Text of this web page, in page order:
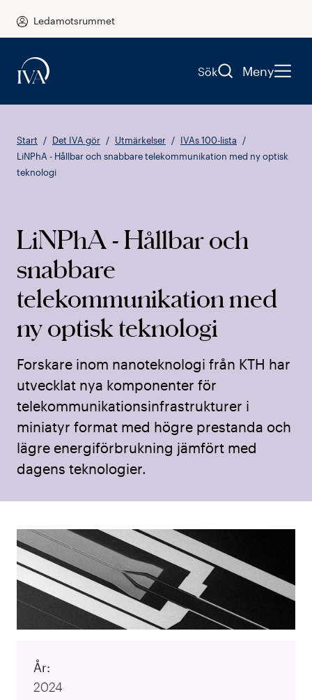
Ledamotsrummet
Sök Meny
Start Det IVA gör Utmärkelser
IVAs 100-lista
LiNPhA - Hållbar och snabbare telekommunikation med ny optisk
teknologi
LiNPhA - Hållbar och
snabbare
telekommunikation med
ny optisk teknologi
Forskare inom nanoteknologi från KTH har
utvecklat nya komponenter för
telekommunikationsinfrastrukturer i
miniatyr format med högre prestanda och
lägre energiförbrukning jämfört med
dagens teknologier.
År:
2024